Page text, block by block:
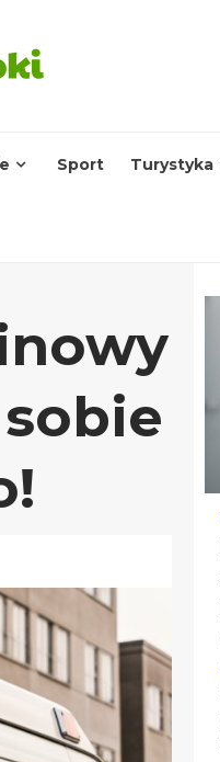
Sport Turystyka